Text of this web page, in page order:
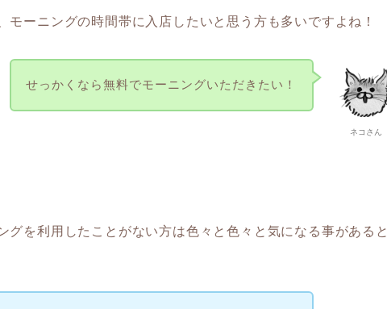
モーニングの時間帯に入店したいと思う方も多いですよね！
ネコさん
せっかくなら無料でモーニングいただきたい！
グを利用したことがない方は色々と色々と気になる事があると